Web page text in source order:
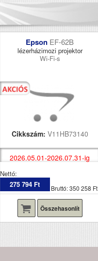
Epson EF-62B
lézerházimozi projektor
Wi-Fi-s
Cikkszám: V11HB73140
2026.05.01-2026.07.31-ig
Nettó:
275 794 Ft
Bruttó: 350 258 Ft
Összehasonlít